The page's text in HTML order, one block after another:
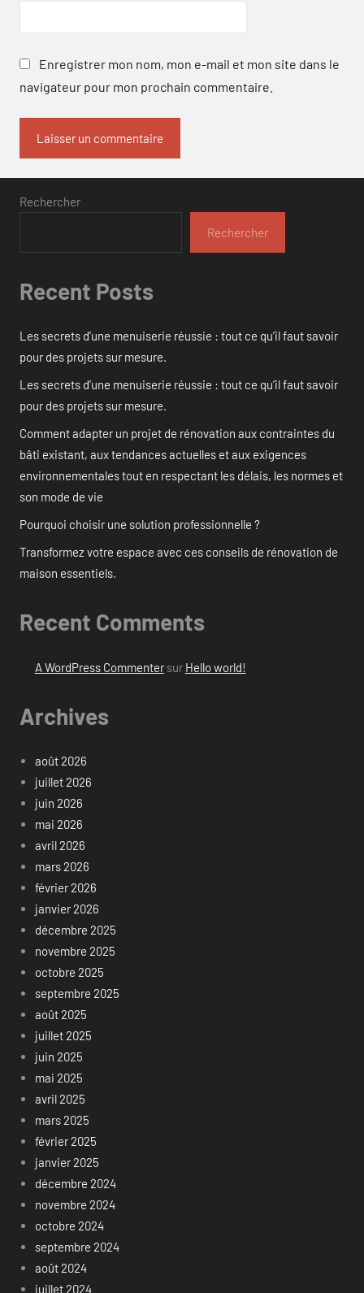
Enregistrer mon nom, mon e-mail et mon site dans le
navigateur pour mon prochain commentaire.
Rechercher
Rechercher
Recent Posts
Les secrets d’une menuiserie réussie : tout ce qu’il faut savoir
pour des projets sur mesure.
Les secrets d’une menuiserie réussie : tout ce qu’il faut savoir
pour des projets sur mesure.
Comment adapter un projet de rénovation aux contraintes du
bâti existant, aux tendances actuelles et aux exigences
environnementales tout en respectant les délais, les normes et
son mode de vie
Pourquoi choisir une solution professionnelle ?
Transformez votre espace avec ces conseils de rénovation de
maison essentiels.
Recent Comments
A WordPress Commentersur Hello world!
Archives
août 2026
juillet 2026
juin 2026
mai 2026
avril 2026
mars 2026
février 2026
janvier 2026
décembre 2025
novembre 2025
octobre 2025
septembre 2025
août 2025
juillet 2025
juin 2025
mai 2025
avril 2025
mars 2025
février 2025
janvier 2025
décembre 2024
novembre 2024
octobre 2024
septembre 2024
août 2024
juillet 2024